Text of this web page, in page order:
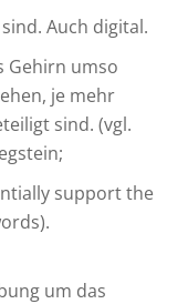
Auch digital.
Gehirn umso
je mehr
sind. (vgl.
support the
um das